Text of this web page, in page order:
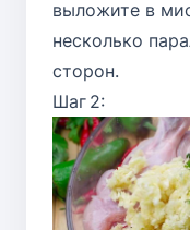
выложите в
несколько
сторон.
Шаг 2: